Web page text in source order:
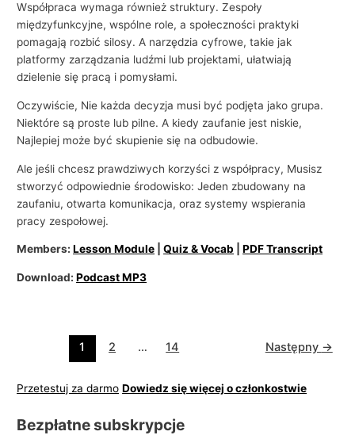
Współpraca wymaga również struktury. Zespoły
międzyfunkcyjne, wspólne role, a społeczności praktyki
pomagają rozbić silosy. A narzędzia cyfrowe, takie jak
platformy zarządzania ludźmi lub projektami, ułatwiają
dzielenie się pracą i pomysłami.
Oczywiście, Nie każda decyzja musi być podjęta jako grupa.
Niektóre są proste lub pilne. A kiedy zaufanie jest niskie,
Najlepiej może być skupienie się na odbudowie.
Ale jeśli chcesz prawdziwych korzyści z współpracy, Musisz
stworzyć odpowiednie środowisko: Jeden zbudowany na
zaufaniu, otwarta komunikacja, oraz systemy wspierania
pracy zespołowej.
Members:Lesson Module |Quiz & Vocab |PDF Transcript
Download:Podcast MP3
1 2 … 14 Następny →
Przetestuj za darmo Dowiedz się więcej o członkostwie
Bezpłatne subskrypcje